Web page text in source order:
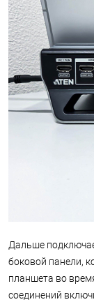
Дальше
боковой панели,
планшета во
соединений